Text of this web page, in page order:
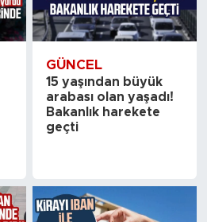
GÜNCEL
15 yaşından büyük
arabası olan yaşadı!
Bakanlık harekete
geçti